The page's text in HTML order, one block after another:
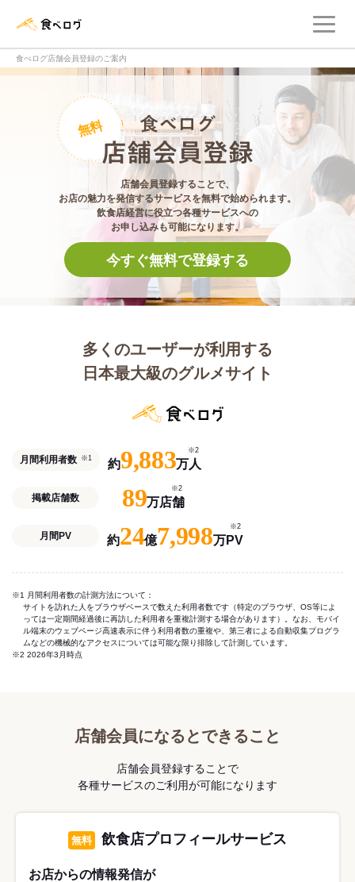
食べログ店舗会員登録のご案内
食べログ店舗会員
無料
店舗会員登録することで、
お店の魅力を発信するサービスを無料で始められます。
飲食店経営に役立つ各種サービスへの
お申し込みも可能になります。
今すぐ無料で登録する
多くのユーザーが利用する
日本最大級のグルメサイト
月間利用者数 ※1 約9,883万人
※2
掲載店舗数 89万店舗
※2
月間PV 約24億7,998万PV
※2
※1 月間利用者数の計測方法について：
サイトを訪れた人をブラウザベースで数えた利用者数です（特定のブラウザ、OS等によ
っては一定期間経過後に再訪した利用者を重複計測する場合があります）。なお、モバイ
ル端末のウェブページ高速表示に伴う利用者数の重複や、第三者による自動収集プログラ
ムなどの機械的なアクセスについては可能な限り排除して計測しています。
※2 2026年3月時点
店舗会員になるとできること
店舗会員登録することで
各種サービスのご利用が可能になります
無料 飲食店プロフィールサービス
お店からの情報発信が